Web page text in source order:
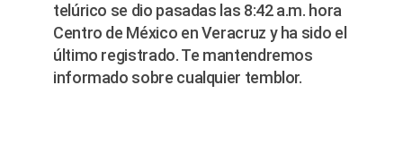
telúrico se dio pasadas las 8:42 a.m. hora
Centro de México en Veracruz y ha sido el
último registrado. Te mantendremos
informado sobre cualquier temblor.